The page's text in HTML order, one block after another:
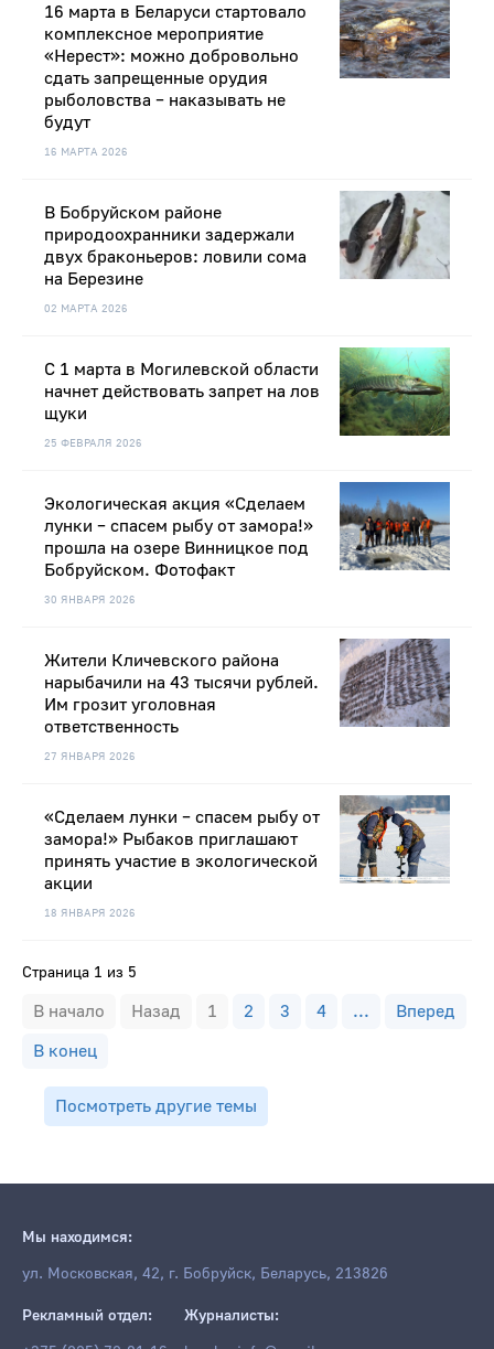
16 МАРТА 2026
16 марта в Беларуси стартовало
комплексное мероприятие
«Нерест»: можно добровольно
сдать запрещенные орудия
рыболовства – наказывать не
будут
02 МАРТА 2026
В Бобруйском районе
природоохранники задержали
двух браконьеров: ловили сома
на Березине
25 ФЕВРАЛЯ 2026
С 1 марта в Могилевской области
начнет действовать запрет на лов
щуки
30 ЯНВАРЯ 2026
Экологическая акция «Сделаем
лунки – спасем рыбу от замора!»
прошла на озере Винницкое под
Бобруйском. Фотофакт
27 ЯНВАРЯ 2026
Жители Кличевского района
нарыбачили на 43 тысячи рублей.
Им грозит уголовная
ответственность
18 ЯНВАРЯ 2026
«Сделаем лунки – спасем рыбу от
замора!» Рыбаков приглашают
принять участие в экологической
акции
Страница 1 из 5
В начало Назад 1 2 3 4 ...
Вперед
В конец
Посмотреть другие темы
Мы находимся:
ул. Московская, 42, г. Бобруйск, Беларусь, 213826
Рекламный отдел:
Журналисты: